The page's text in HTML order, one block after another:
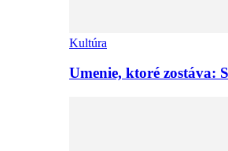
Kultúra
Umenie, ktoré zostáva: